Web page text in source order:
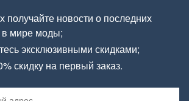
получайте новости о последних
в мире моды;
эксклюзивными скидками;
скидку на первый заказ.